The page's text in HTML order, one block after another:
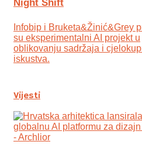
Night Shift
Infobip i Bruketa&Žinić&Grey
su eksperimentalni AI projekt u
oblikovanju sadržaja i
iskustva.
Vijesti